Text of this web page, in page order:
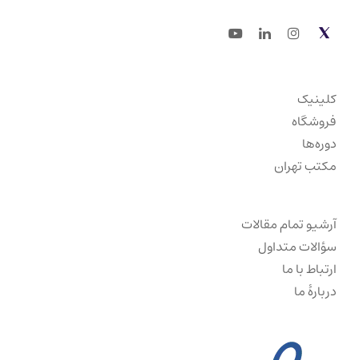
Twitter
Instagram
LinkedIn
Youtube
کلینیک
فروشگاه
دوره‌ها
مکتب تهران
آرشیو تمام مقالات
سؤالات متداول
ارتباط با ما
دربارهٔ ما